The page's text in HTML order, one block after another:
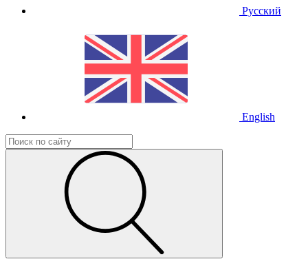
Русский
English